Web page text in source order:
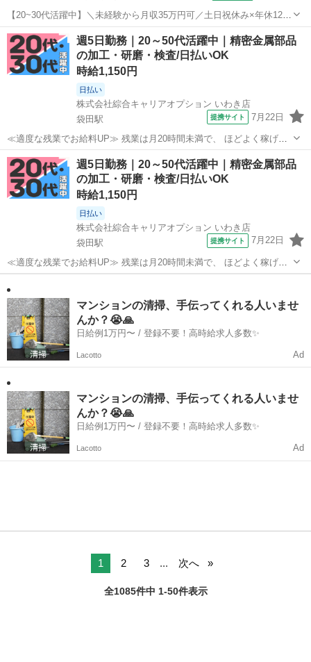
【20~30代活躍中】＼未経験から月収35万円可／土日祝休み×年休121
日◎鋼材の加工作業！車通勤OKで通いやすい《JQPH1-DC》 詳細情報
＊＊金属製品製造工場で鋼材の加工など！＊＊ ☆未経験OK！ 丁寧
な研修で...
茨城 常陸太田市 常陸太田駅 その他
週5日勤務｜20～50代活躍中｜精密金属部品
の加工・研磨・検査/日払いOK
時給1,150円
日払い
株式会社綜合キャリアオプション いわき店
袋田駅
提携サイト 7月22日
≪適度な残業でお給料UP≫ 残業は月20時間未満で、 ほどよく稼げま
す♪ ≪モチベーションもUP≫ 派手過ぎなければ髪型や髪色自由♪ (規定
有)≪機能的な制服アリ≫ 制服があるので、 毎日の服装の悩み解消♪
≪未経験の方も大...
茨城 常陸太田市 袋田駅
週5日勤務｜20～50代活躍中｜精密金属部品
の加工・研磨・検査/日払いOK
時給1,150円
日払い
株式会社綜合キャリアオプション いわき店
袋田駅
提携サイト 7月22日
≪適度な残業でお給料UP≫ 残業は月20時間未満で、 ほどよく稼げま
す♪ ≪モチベーションもUP≫ 派手過ぎなければ髪型や髪色自由♪ (規定
有)≪機能的な制服アリ≫ 制服があるので、 毎日の服装の悩み解消♪
≪未経験の方も大...マンションの清掃、手伝ってくれる人いませ
んか？😭🙏
日給例1万円〜 / 登録不要！高時給求人多数✨
Lacotto Ad
マンションの清掃、手伝ってくれる人いませ
んか？😭🙏
日給例1万円〜 / 登録不要！高時給求人多数✨
Lacotto Ad
1 2 3 ... 次へ
全1085件中 1-50件表示